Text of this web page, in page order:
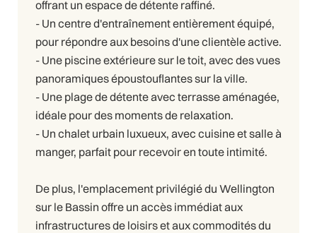
offrant un espace de détente raffiné.
- Un centre d'entraînement entièrement équipé,
pour répondre aux besoins d'une clientèle active.
- Une piscine extérieure sur le toit, avec des vues
panoramiques époustouflantes sur la ville.
- Une plage de détente avec terrasse aménagée,
idéale pour des moments de relaxation.
- Un chalet urbain luxueux, avec cuisine et salle à
manger, parfait pour recevoir en toute intimité.
De plus, l'emplacement privilégié du Wellington
sur le Bassin offre un accès immédiat aux
infrastructures de loisirs et aux commodités du